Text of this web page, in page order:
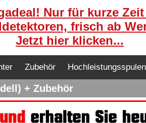
Nur für kurze
frisch ab
Jetzt hier klicken...
Zubehör Hochleistungsspulen
+ Zubehör